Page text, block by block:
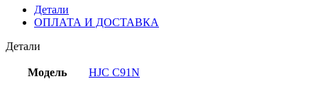
Детали
ОПЛАТА И ДОСТАВКА
Детали
Модель HJC C91N